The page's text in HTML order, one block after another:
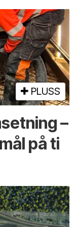
PLUSS
–
på ti